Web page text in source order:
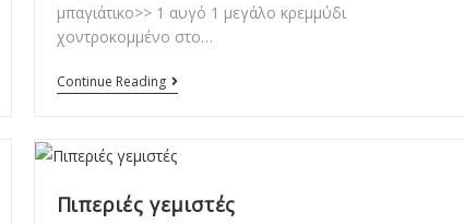
μπαγιάτικο>> 1 αυγό 1 μεγάλο κρεμμύδι
χοντροκομμένο στο…
Continue Reading Κεφτεδάκια
και
Πιπεριές γεμιστές